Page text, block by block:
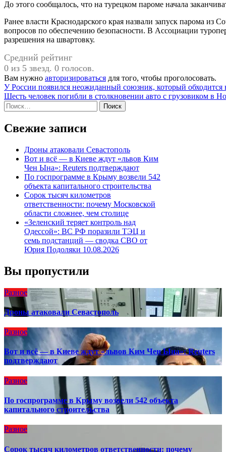
До этого сообщалось, что на турецком пароме начала
Ранее власти Краснодарского края назвали запуск парома
вопросов по обеспечению безопасности. В Ассоциации
разрешения на швартовку.
Средний рейтинг
0 из 5 звезд. 0 голосов.
Вам нужно авторизироваться для того, чтобы проголосовать.
Навигация
по
записям
У России появился неожиданный союзник, который обходится
Шесть человек погибли в столкновении авто с грузовиком в
Найти:
Свежие записи
Дроны атаковали Севастополь
Вот и всё — в Киеве ждут «львов Ким
Чен Ына»: Reuters подтверждают
По госпрограмме в Крыму возвели 542
объекта капитального строительства
Сорок тысяч километров
ответственности: почему Московской
области сложнее, чем столице
«Зеленский теряет контроль над
Одессой»: ВС РФ поразили ТЭЦ и
семь подстанций — сводка СВО от
Юрия Подоляки 10.08.2026
Вы пропустили
Разное
Дроны атаковали Севастополь
Разное
Вот и всё — в Киеве ждут «львов Ким Чен Ына»: Reuters
подтверждают
Разное
По госпрограмме в Крыму возвели 542 объекта
капитального строительства
Разное
Сорок тысяч километров ответственности: почему